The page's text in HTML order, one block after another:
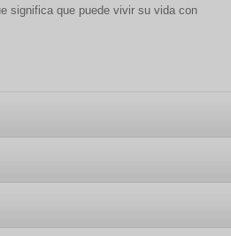
significa que puede vivir su vida con